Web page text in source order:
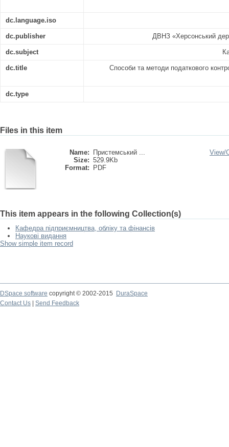
dc.language.iso
dc.publisher ДВНЗ «Херсонський
dc.subject
dc.title Способи та методи податкового
dc.type
Files in this item
Name:
Пристемський ...
Size: 529.9Kb
Format:
PDF
View/
This item appears in the following Collection(s)
Кафедра підприємництва, обліку та фінансів
Наукові видання
Show simple item record
DSpace software copyright © 2002-2015
DuraSpace
Contact Us
Send Feedback